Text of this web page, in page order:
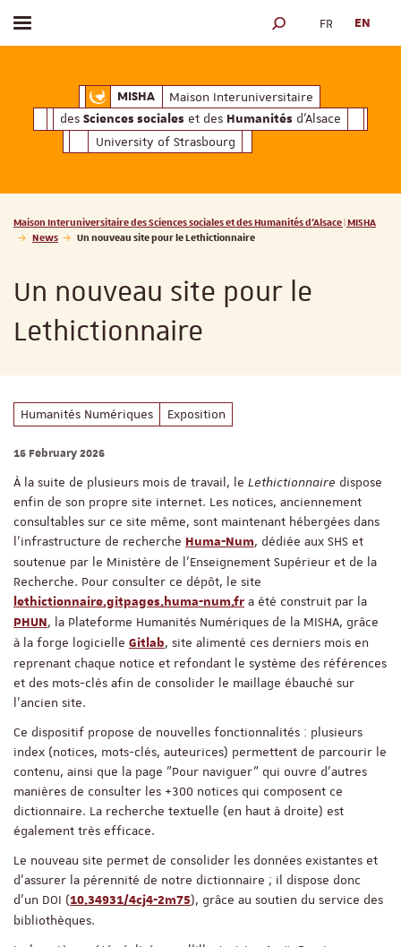
MISHAMaison Interuniversitaire des
Maison Interuniversitaire
des Sciences sociales et des Humanités d'Alsace
University of Strasbourg
Toggle menu SEARCH ENGINE
FR EN
Vous êtes ici :
Maison Interuniversitaire des Sciences sociales et des Humanités d'Alsace | MISHA
News
Un nouveau site pour le Lethictionnaire
Un nouveau site pour le
Lethictionnaire
Humanités Numériques Exposition
16 February 2026
À la suite de plusieurs mois de travail, le Lethictionnaire dispose
enfin de son propre site internet. Les notices, anciennement
consultables sur ce site même, sont maintenant hébergées dans
l'infrastructure de recherche Huma-Num, dédiée aux SHS et
soutenue par le Ministère de l'Enseignement Supérieur et de la
Recherche. Pour consulter ce dépôt, le site
lethictionnaire.gitpages.huma-num.fr a été construit par la
PHUN, la Plateforme Humanités Numériques de la MISHA, grâce
à la forge logicielle Gitlab, site alimenté ces derniers mois en
reprenant chaque notice et refondant le système des références
et des mots-clés afin de consolider le maillage ébauché sur
l'ancien site.
Ce dispositif propose de nouvelles fonctionnalités : plusieurs
index (notices, mots-clés, auteurices) permettent de parcourir le
contenu, ainsi que la page "Pour naviguer" qui ouvre d'autres
manières de consulter les +300 notices qui composent ce
dictionnaire. La recherche textuelle (en haut à droite) est
également très efficace.
Le nouveau site permet de consolider les données existantes et
d'assurer la pérennité de notre dictionnaire ; il dispose donc
d'un DOI (10.34931/4cj4-2m75), grâce au soutien du service des
bibliothèques.